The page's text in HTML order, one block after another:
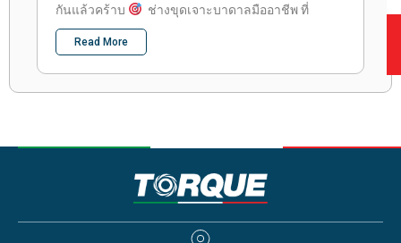
กันแล้วคร้าบ
ช่างขุดเจาะบาดาลมืออาชีพ ที่
Read More